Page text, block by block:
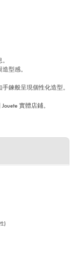
型感。
鍊般呈現個性化造型。
實體店鋪。
)